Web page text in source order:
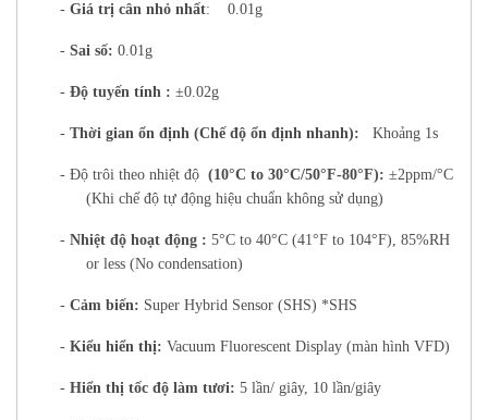
- Giá trị cân nhỏ nhất: 0.01g
- Sai số: 0.01g
- Độ tuyến tính : ±0.02g
- Thời gian ổn định (Chế độ ổn định nhanh): Khoảng 1s
- Độ trôi theo nhiệt độ (10°C to 30°C/50°F-80°F): ±2ppm/°C
(Khi chế độ tự động hiệu chuẩn không sử dụng)
- Nhiệt độ hoạt động : 5°C to 40°C (41°F to 104°F), 85%RH
or less (No condensation)
- Cảm biến: Super Hybrid Sensor (SHS) *SHS
- Kiểu hiển thị: Vacuum Fluorescent Display (màn hình VFD)
- Hiển thị tốc độ làm tươi: 5 lần/ giây, 10 lần/giây